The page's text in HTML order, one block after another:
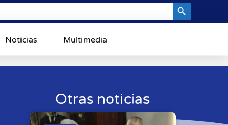
Noticias Multimedia
Otras noticias